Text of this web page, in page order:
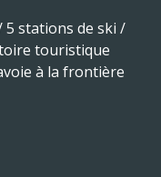
5 stations de ski /
touristique
à la frontière